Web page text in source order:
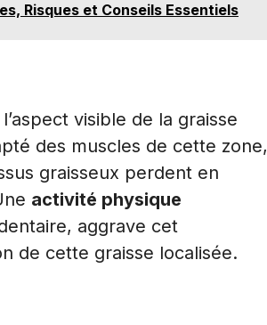
Risques et Conseils Essentiels
visible de la graisse
des muscles de cette zone,
graisseux perdent en
activité physique
aggrave cet
de cette graisse localisée.